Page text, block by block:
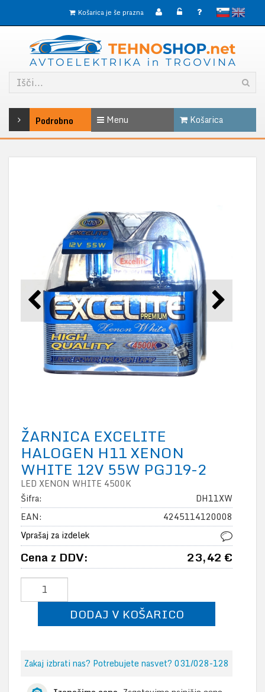
slovenskoEnglish
Košarica je še prazna
Podrobno Menu Košarica
ŽARNICA EXCELITE
HALOGEN H11 XENON
WHITE 12V 55W PGJ19-2
LED XENON WHITE 4500K
Šifra:
DH11XW
EAN:
4245114120008
Vprašaj za izdelek
Cena z DDV: 23,42 €
DODAJ V KOŠARICO
Zakaj izbrati nas? Potrebujete nasvet? 031/028-128